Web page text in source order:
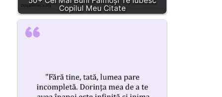
Copilul Meu Citate